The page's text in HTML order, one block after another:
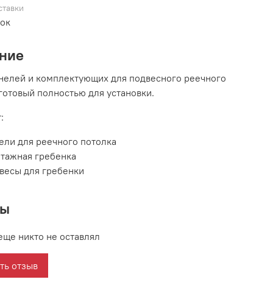
и комплектующих для подвесного реечного
полностью для установки.
для реечного потолка
гребенка
для гребенки
никто не оставлял
отзыв